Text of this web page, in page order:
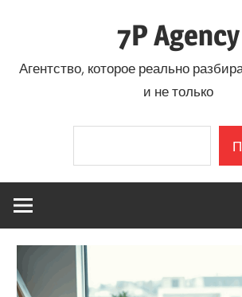
7P Agency
Агентство, которое реально
и не только